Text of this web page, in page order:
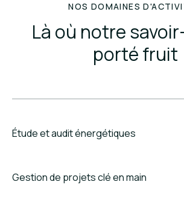
NOS DOMAINES
Là où notre
porté fruit
Étude et audit énergétiques
Gestion de projets clé en main